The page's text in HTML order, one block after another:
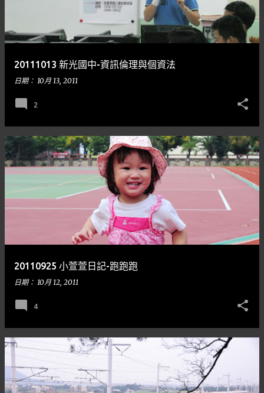
20111013 新光國中-資訊倫理與個資法
日期： 10月 13, 2011
2
20110925 小萱萱日記-跑跑跑
日期： 10月 12, 2011
4